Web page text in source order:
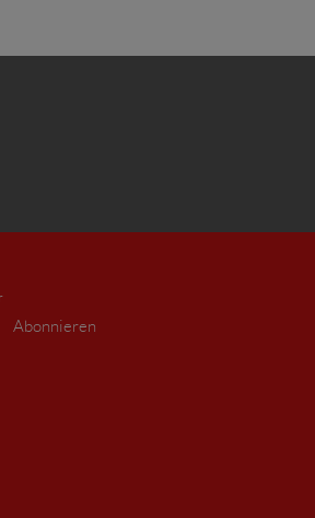
Abonnieren